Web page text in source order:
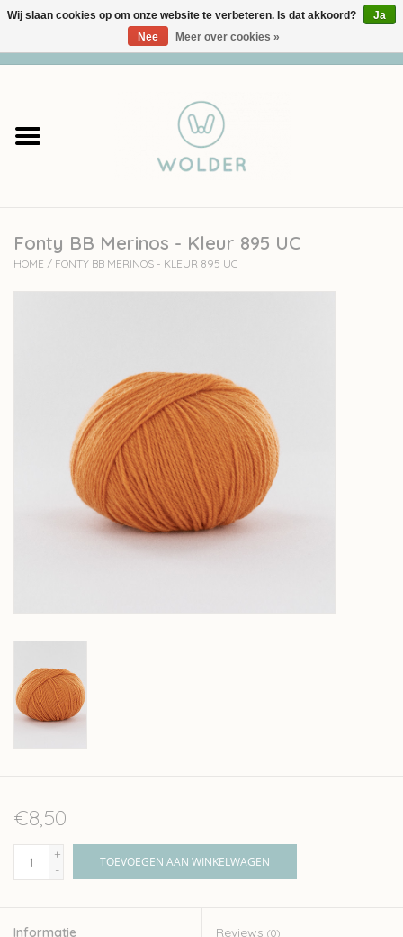
Garens
Accessoires
workshops
Over wolder
Fonty BB Merinos - Kleur 895 UC
HOME / FONTY BB MERINOS - KLEUR 895 UC
€8,50
+
-
TOEVOEGEN AAN WINKELWAGEN
Informatie Reviews (0)
Wij slaan cookies op om onze website te verbeteren. Is dat akkoord?
Ja
Nee
Meer over cookies »